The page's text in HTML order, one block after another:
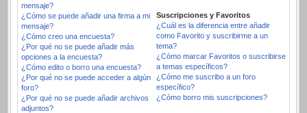
mensaje?
¿Cómo se puede añadir una firma a mi
mensaje?
¿Cómo creo una encuesta?
¿Por qué no se puede añadir más
opciones a la encuesta?
¿Cómo edito o borro una encuesta?
¿Por qué no se puede acceder a algún
foro?
¿Por qué no se puede añadir archivos
adjuntos?
Suscripciones y Favoritos
¿Cuál es la diferencia entre añadir
como Favorito y suscribirme a un
tema?
¿Cómo marcar Favoritos o suscribirse
a temas específicos?
¿Cómo me suscribo a un foro
específico?
¿Cómo borro mis suscripciones?